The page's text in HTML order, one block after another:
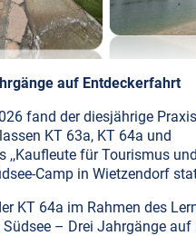
auf Entdeckerfahrt
fand der diesjährige
KT 63a, KT 64a und
,,Kaufleute für Tourismus
Camp in Wietzendorf
KT 64a im Rahmen des
– Drei Jahrgänge